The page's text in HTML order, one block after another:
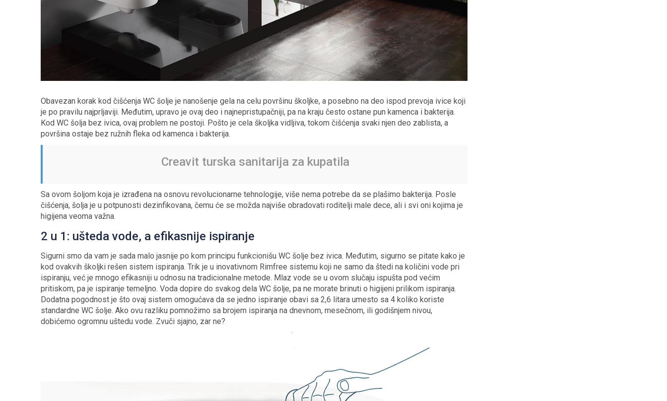
Obavezan korak kod čišćenja WC šolje je nanošenje gela na celu površinu školjke, a posebno na deo ispod prevoja ivice koji
je po pravilu najprljaviji. Međutim, upravo je ovaj deo i najnepristupačniji, pa na kraju često ostane pun kamenca i bakterija.
Kod WC šolja bez ivica, ovaj problem ne postoji. Pošto je cela školjka vidljiva, tokom čišćenja svaki njen deo zablista, a
površina ostaje bez ružnih fleka od kamenca i bakterija.
Creavit turska sanitarija za kupatila
Sa ovom šoljom koja je izrađena na osnovu revolucionarne tehnologije, više nema potrebe da se plašimo bakterija. Posle
čišćenja, šolja je u potpunosti dezinfikovana, čemu će se možda najviše obradovati roditelji male dece, ali i svi oni kojima je
higijena veoma važna.
2 u 1: ušteda vode, a efikasnije ispiranje
Sigurni smo da vam je sada malo jasnije po kom principu funkcionišu WC šolje bez ivica. Međutim, sigurno se pitate kako je
kod ovakvih školjki rešen sistem ispiranja. Trik je u inovativnom Rimfree sistemu koji ne samo da štedi na količini vode pri
ispiranju, već je mnogo efikasniji u odnosu na tradicionalne metode. Mlaz vode se u ovom slučaju ispušta pod većim
pritiskom, pa je ispiranje temeljno. Voda dopire do svakog dela WC šolje, pa ne morate brinuti o higijeni prilikom ispiranja.
Dodatna pogodnost je što ovaj sistem omogućava da se jedno ispiranje obavi sa 2,6 litara umesto sa 4 koliko koriste
standardne WC šolje. Ako ovu razliku pomnožimo sa brojem ispiranja na dnevnom, mesečnom, ili godišnjem nivou,
dobićemo ogromnu uštedu vode. Zvuči sjajno, zar ne?